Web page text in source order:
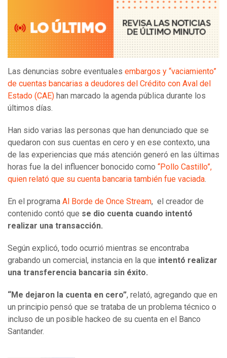
Las denuncias sobre eventuales embargos y “vaciamiento”
de cuentas bancarias a deudores del Crédito con Aval del
Estado (CAE) han marcado la agenda pública durante los
últimos días.
Han sido varias las personas que han denunciado que se
quedaron con sus cuentas en cero y en ese contexto, una
de las experiencias que más atención generó en las últimas
horas fue la del influencer bonocido como “Pollo Castillo”,
quien relató que su cuenta bancaria también fue vaciada.
En el programa Al Borde de Once Stream, el creador de
contenido contó que se dio cuenta cuando intentó
realizar una transacción.
Según explicó, todo ocurrió mientras se encontraba
grabando un comercial, instancia en la que intentó realizar
una transferencia bancaria sin éxito.
“Me dejaron la cuenta en cero”, relató, agregando que en
un principio pensó que se trataba de un problema técnico o
incluso de un posible hackeo de su cuenta en el Banco
Santander.